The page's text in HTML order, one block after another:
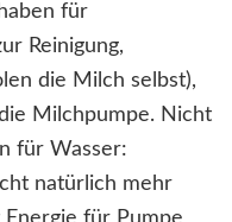
für
Reinigung,
die Milch selbst),
Milchpumpe. Nicht
für Wasser:
natürlich mehr